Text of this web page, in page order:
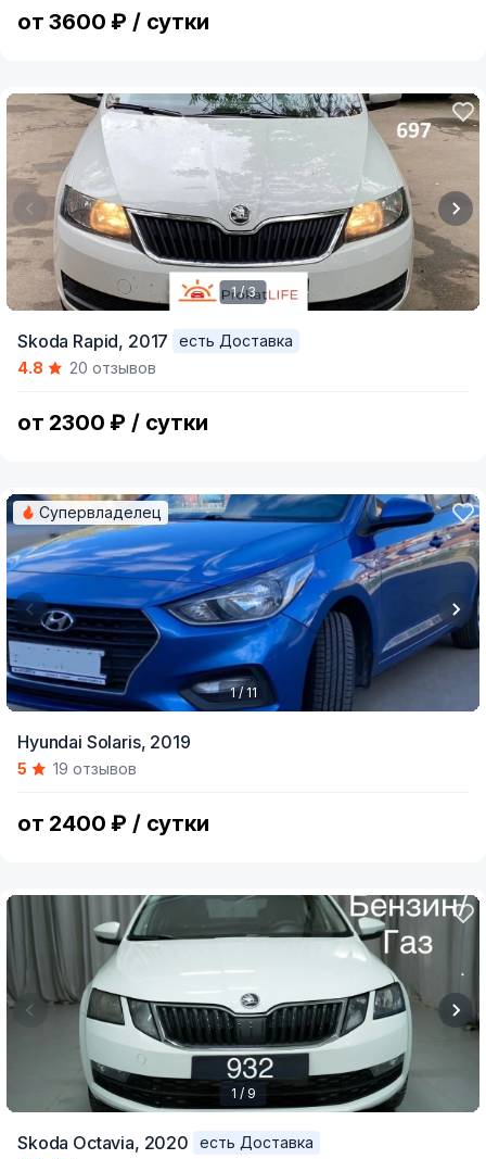
от 3600 ₽ / сутки
of
1 / 3
Skoda Rapid, 2017
есть Доставка
4.8
20 отзывов
от 2300 ₽ / сутки
of
Супервладелец
1 / 11
Hyundai Solaris, 2019
5 19 отзывов
от 2400 ₽ / сутки
1 / 9
Skoda Octavia, 2020
есть Доставка